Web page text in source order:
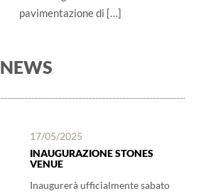
pavimentazione di […]
NEWS
17/05/2025
INAUGURAZIONE STONES
VENUE
Inaugurerà ufficialmente sabato